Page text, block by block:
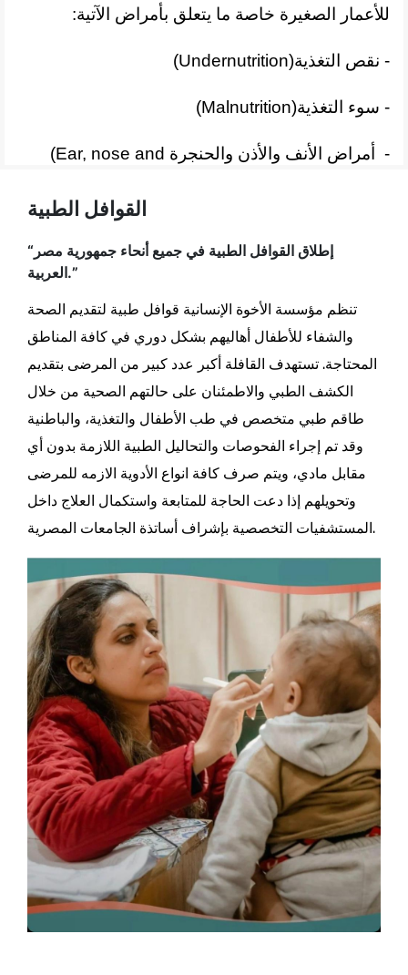
للأعمار الصغيرة خاصة ما يتعلق بأمراض الآتية:
- نقص التغذية(Undernutrition)
- سوء التغذية(Malnutrition)
- أمراض الأنف والأذن والحنجرة (Ear, nose and
(Heart and
circulatory diseases)
الأمراض المعدية(Infectious diseases)
أمراض الجهاز الهضمي(Gastrointestinal
diseases)
- أمراض الدم(Blood diseases)
- أمراض الغدد (Gland diseases)
أمراض العظام (Orthopedic disease)
-أمراض العيون(Ophthalmology)
-الكلى والمسالك البولية
(The kidneys and
urinary tract)
- الأمراض الجلدية(Dermatology)
-الأمراض الصدرية (Chest diseases)
-الأمراض النفسية والعقلية(Psychological and
mental illness)
- الأمراض غير المعدية (Non-communicable
diseases)
- الأمراض الفم والأسنان(Oral and dental
القوافل الطبية
“إطلاق القوافل الطبية في جميع أنحاء جمهورية مصر
العربية.”
تنظم مؤسسة الأخوة الإنسانية قوافل طبية لتقديم الصحة
والشفاء للأطفال أهاليهم بشكل دوري في كافة المناطق
المحتاجة. تستهدف القافلة أكبر عدد كبير من المرضى بتقديم
الكشف الطبي والاطمئنان على حالتهم الصحية من خلال
طاقم طبي متخصص في طب الأطفال والتغذية، والباطنية
وقد تم إجراء الفحوصات والتحاليل الطبية اللازمة بدون أي
مقابل مادي، ويتم صرف كافة انواع الأدوية الازمه للمرضى
وتحويلهم إذا دعت الحاجة للمتابعة واستكمال العلاج داخل
المستشفيات التخصصية بإشراف أساتذة الجامعات المصرية.